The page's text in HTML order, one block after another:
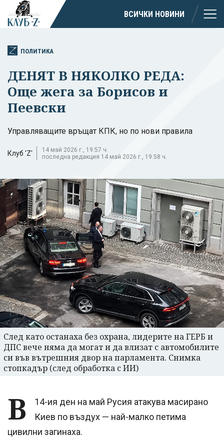
ВСИЧКИ НОВИНИ
ПОЛИТИКА
ДЕНЯТ В НЯКОЛКО РЕДА:
Още жега за Борисов и
Пеевски
Управляващите връщат КПК, но по нови правила
Клуб 'Z'
14 май 2026 г., 19:57 ч.
последна редакция 14 май 2026 г., 19:58 ч.
След като останаха без охрана, лидерите на ГЕРБ и
ДПС вече няма да могат и да влизат с автомобилите
си във вътрешния двор на парламента. Снимка
стопкадър (след обработка с ИИ)
В
14-ия ден на май Русия атакува масирано
Киев по въздух — най-малко петима
цивилни загинаха.